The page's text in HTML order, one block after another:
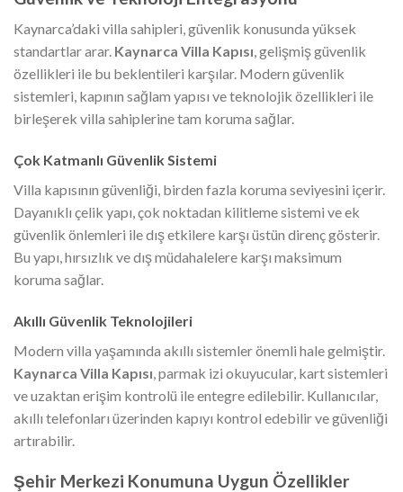
Kaynarca’daki villa sahipleri, güvenlik konusunda yüksek
standartlar arar. Kaynarca Villa Kapısı, gelişmiş güvenlik
özellikleri ile bu beklentileri karşılar. Modern güvenlik
sistemleri, kapının sağlam yapısı ve teknolojik özellikleri ile
birleşerek villa sahiplerine tam koruma sağlar.
Çok Katmanlı Güvenlik Sistemi
Villa kapısının güvenliği, birden fazla koruma seviyesini içerir.
Dayanıklı çelik yapı, çok noktadan kilitleme sistemi ve ek
güvenlik önlemleri ile dış etkilere karşı üstün direnç gösterir.
Bu yapı, hırsızlık ve dış müdahalelere karşı maksimum
koruma sağlar.
Akıllı Güvenlik Teknolojileri
Modern villa yaşamında akıllı sistemler önemli hale gelmiştir.
Kaynarca Villa Kapısı, parmak izi okuyucular, kart sistemleri
ve uzaktan erişim kontrolü ile entegre edilebilir. Kullanıcılar,
akıllı telefonları üzerinden kapıyı kontrol edebilir ve güvenliği
artırabilir.
Şehir Merkezi Konumuna Uygun Özellikler